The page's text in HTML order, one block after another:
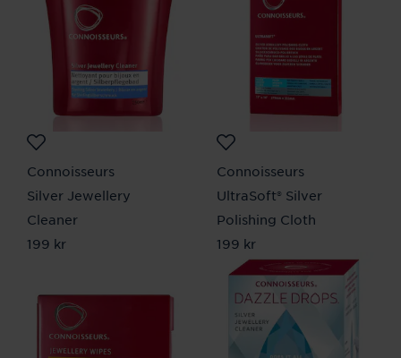
Connoisseurs
Silver Jewellery
Cleaner
Pris :199 kr
199 kr
Connoisseurs
UltraSoft® Silver
Polishing Cloth
Pris :199 kr
199 kr